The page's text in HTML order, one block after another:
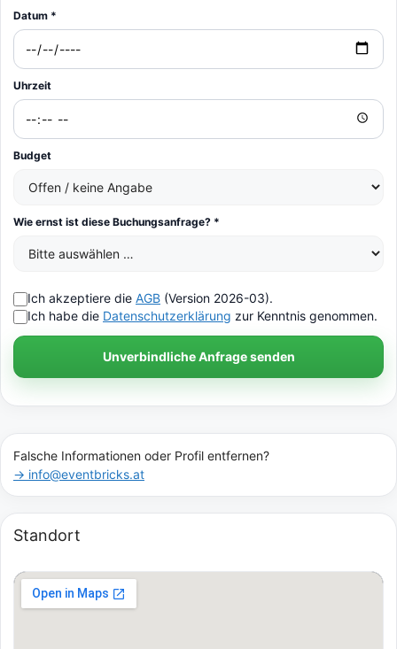
Datum *
Uhrzeit
Budget
Wie ernst ist diese Buchungsanfrage? *
Ich akzeptiere die AGB (Version 2026-03).
Ich habe die Datenschutzerklärung zur Kenntnis genommen.
Unverbindliche Anfrage senden
Falsche Informationen oder Profil entfernen?
→ info@eventbricks.at
Standort